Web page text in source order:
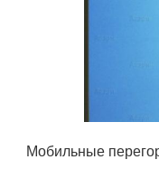
Мобильные